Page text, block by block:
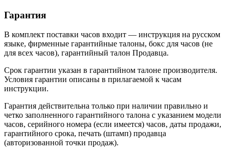
Гарантия
В комплект поставки часов входит — инструкция на русском
языке, фирменные гарантийные талоны, бокс для часов (не
для всех часов), гарантийный талон Продавца.
Срок гарантии указан в гарантийном талоне производителя.
Условия гарантии описаны в прилагаемой к часам
инструкции.
Гарантия действительна только при наличии правильно и
четко заполненного гарантийного талона с указанием модели
часов, серийного номера (если имеется) часов, даты продажи,
гарантийного срока, печать (штамп) продавца
(авторизованной точки продаж).